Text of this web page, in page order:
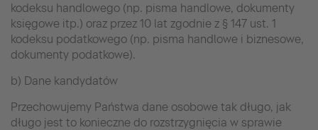
kodeksu handlowego (np. pisma handlowe, dokumenty
księgowe itp.) oraz przez 10 lat zgodnie z § 147 ust. 1
kodeksu podatkowego (np. pisma handlowe i biznesowe,
dokumenty podatkowe).
b) Dane kandydatów
Przechowujemy Państwa dane osobowe tak długo, jak
długo jest to konieczne do rozstrzygnięcia w sprawie